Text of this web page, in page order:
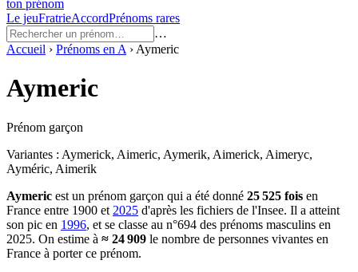
ton prénom
Le jeuFratrieAccordPrénoms rares
…
Accueil › Prénoms en A › Aymeric
Aymeric
Prénom garçon
Variantes : Aymerick, Aimeric, Aymerik, Aimerick, Aimeryc,
Ayméric, Aimerik
Aymeric est un prénom garçon qui a été donné 25 525 fois en
France entre 1900 et 2025 d'après les fichiers de l'Insee. Il a atteint
son pic en 1996, et se classe au n°694 des prénoms masculins en
2025. On estime à ≈ 24 909 le nombre de personnes vivantes en
France à porter ce prénom.